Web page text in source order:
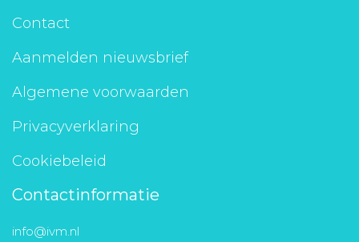
Contact
Aanmelden nieuwsbrief
Algemene voorwaarden
Privacyverklaring
Cookiebeleid
Contactinformatie
info@ivm.nl